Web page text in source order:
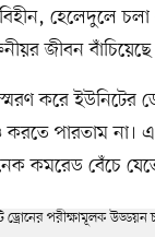
হেলেদুলে
জীবন
করে ইউনিটের
পারতাম
কমরেড বেঁচে